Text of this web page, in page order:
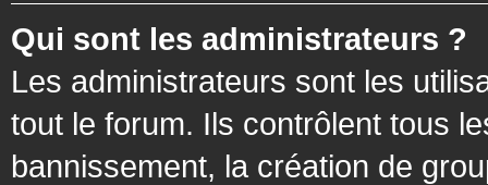
Qui sont les administrateurs ?
Les administrateurs sont les
tout le forum. Ils contrôlent tous
bannissement, la création de